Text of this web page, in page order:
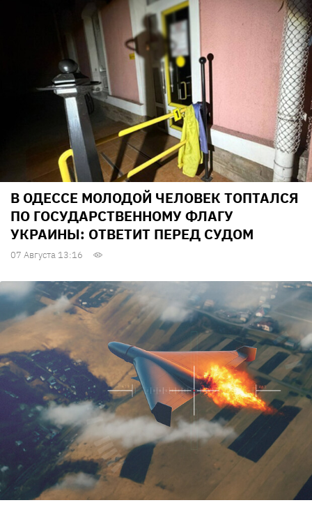
В ОДЕССЕ МОЛОДОЙ ЧЕЛОВЕК ТОПТАЛСЯ
ПО ГОСУДАРСТВЕННОМУ ФЛАГУ
УКРАИНЫ: ОТВЕТИТ ПЕРЕД СУДОМ
07 Августа 13:16